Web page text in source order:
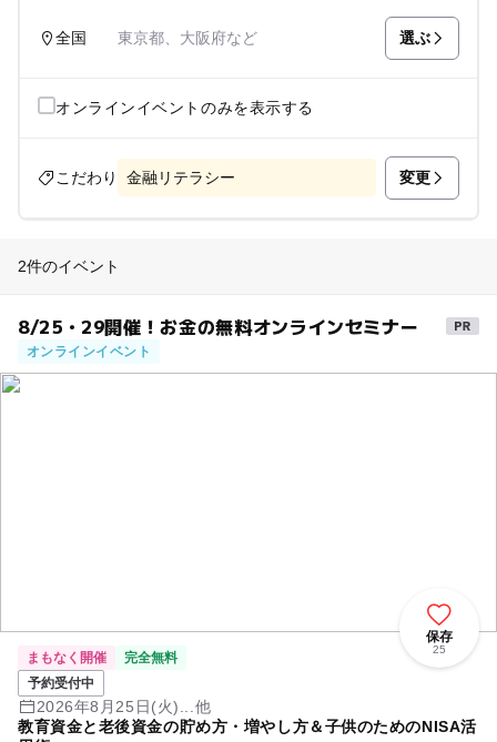
全国 東京都、大阪府など 選ぶ
オンラインイベントのみを表示する
こだわり 金融リテラシー 変更
2件のイベント
8/25・29開催！お金の無料オンラインセミナー
オンラインイベント
保存
25
まもなく開催
完全無料
予約受付中
2026年8月25日(火)...他
教育資金と老後資金の貯め方・増やし方＆子供のためのNISA活